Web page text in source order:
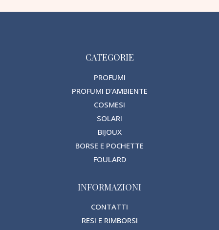
CATEGORIE
PROFUMI
PROFUMI D’AMBIENTE
COSMESI
SOLARI
BIJOUX
BORSE E POCHETTE
FOULARD
INFORMAZIONI
CONTATTI
RESI E RIMBORSI